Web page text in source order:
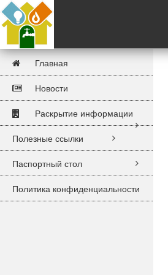
Главная
Новости
Раскрытие информации
Полезные ссылки
Паспортный стол
Политика конфиденциальности